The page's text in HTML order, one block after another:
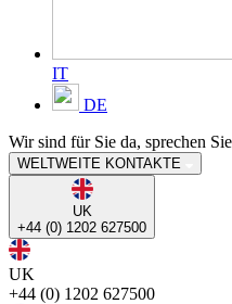
IT
DE
Wir sind für Sie da, sprechen
WELTWEITE KONTAKTE
UK
+44 (0) 1202 627500
UK
+44 (0) 1202 627500